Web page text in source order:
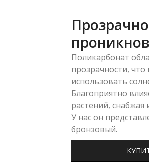
Поликарбонат
прозрачности,
использовать
Благоприятно
растений,
У нас он
бронзовый.